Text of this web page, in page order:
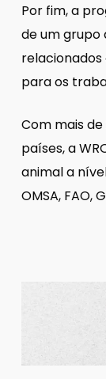
Por fim, a
de um
relacionados
para os
Com mais
países, a
animal a
OMSA, FAO,